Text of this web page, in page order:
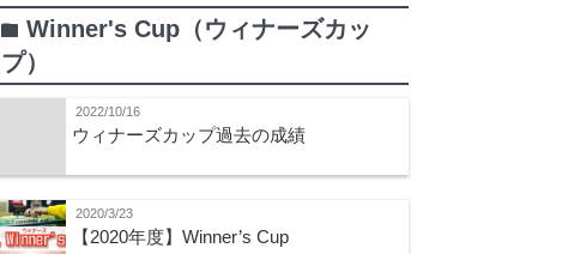
folder Winner's Cup（ウィナーズカッ
プ）
2022/10/16
ウィナーズカップ過去の成績
2020/3/23
【2020年度】Winner’s Cup